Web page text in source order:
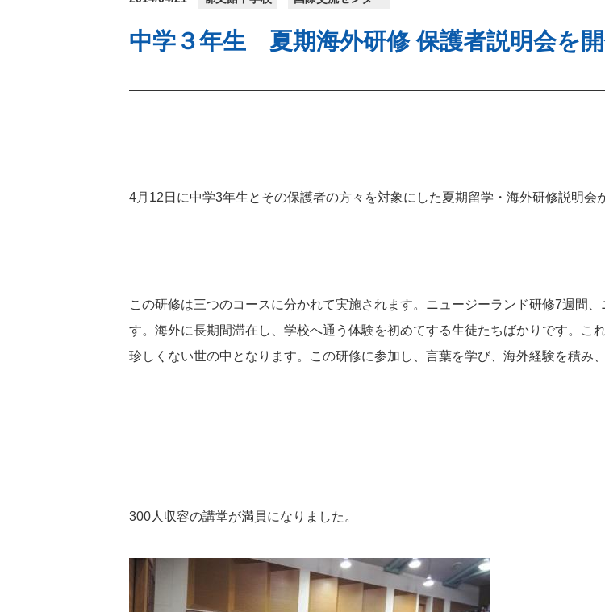
中学３年生 夏期海外研修 保護者説明会を
4月 12 日に中学3年生とその保護者の方々を対象にした夏期留学・海外研修説明会
この研修は三つのコースに分かれて実施されます。ニュージーランド研修7週間、
す。海外に長期間滞在し、学校へ通う体験を初めてする生徒たちばかりです。こ
珍しくない世の中となります。この研修に参加し、言葉を学び、海外経験を積み
300人収容の講堂が満員になりました。